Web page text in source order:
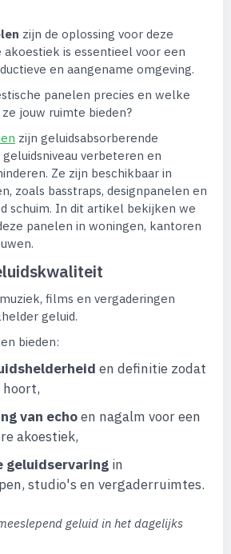
zijn de oplossing voor deze
akoestiek is essentieel voor een
en aangename omgeving.
panelen precies en welke
jouw ruimte bieden?
zijn geluidsabsorberende
verbeteren en
Ze zijn beschikbaar in
zoals basstraps, designpanelen en
schuim. In dit artikel bekijken we
panelen in woningen, kantoren
films en vergaderingen
geluid.
bieden:
en definitie zodat
van echoen nagalm voor een
akoestiek,
geluidservaring in
studio's en vergaderruimtes.
geluid in het dagelijks